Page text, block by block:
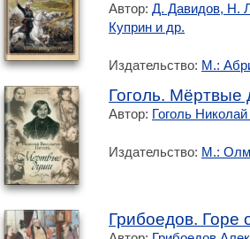
Автор: Д. Давидов, Н.
Куприн и др.
Издательство: М.:
Гоголь. Мёртвые
Автор: Гоголь
Издательство: М.:
Грибоедов. Горе